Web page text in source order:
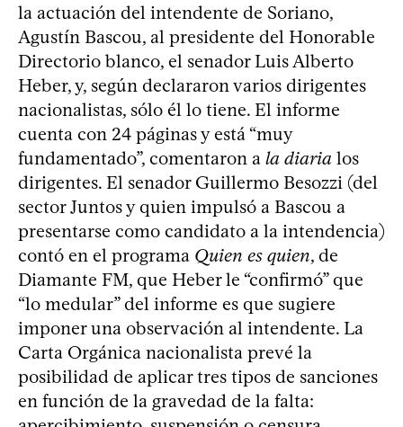
la actuación del intendente de Soriano,
Agustín Bascou, al presidente del Honorable
Directorio blanco, el senador Luis Alberto
Heber, y, según declararon varios dirigentes
nacionalistas, sólo él lo tiene. El informe
cuenta con 24 páginas y está “muy
fundamentado”, comentaron a la diaria los
dirigentes. El senador Guillermo Besozzi (del
sector Juntos y quien impulsó a Bascou a
presentarse como candidato a la intendencia)
contó en el programa Quien es quien, de
Diamante FM, que Heber le “confirmó” que
“lo medular” del informe es que sugiere
imponer una observación al intendente. La
Carta Orgánica nacionalista prevé la
posibilidad de aplicar tres tipos de sanciones
en función de la gravedad de la falta: